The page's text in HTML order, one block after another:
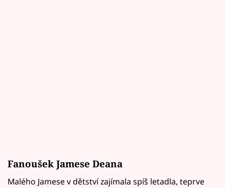
Fanoušek Jamese Deana
Malého Jamese v dětství zajímala spíš letadla, teprve